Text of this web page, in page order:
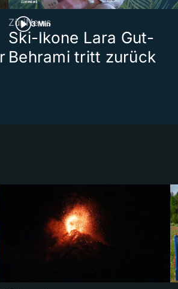
3 Min
ZüriNews
Ski-Ikone Lara Gut-
Behrami tritt zurück